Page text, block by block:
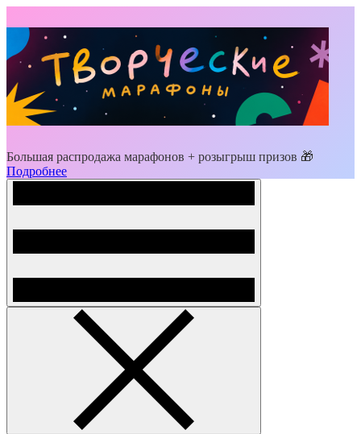
Большая распродажа марафонов + розыгрыш призов 🎁
Подробнее